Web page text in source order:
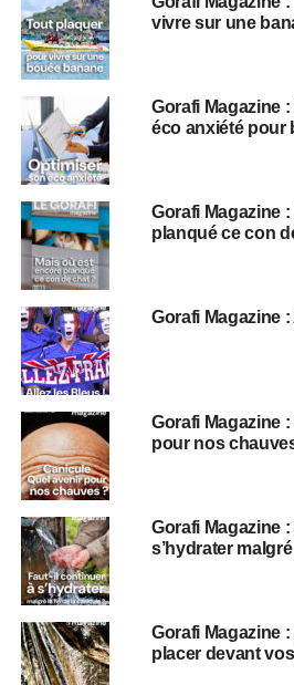
vivre sur une
Gorafi Magazine
éco anxiété pour
Gorafi Magazine
planqué ce con
Gorafi Magazine
Gorafi Magazine
pour nos
Gorafi Magazine
s’hydrater
Gorafi Magazine
placer devant